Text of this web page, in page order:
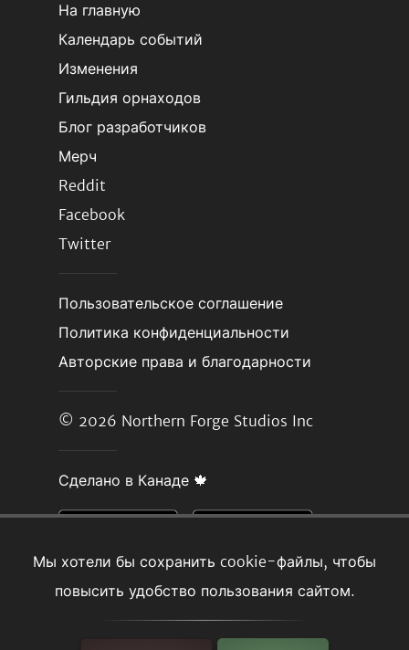
Мы хотели бы сохранить cookie-файлы, чтобы
повысить удобство пользования сайтом.
На главную
Календарь событий
Изменения
Гильдия орнаходов
Блог разработчиков
Мерч
Reddit
Facebook
Twitter
Пользовательское соглашение
Политика конфиденциальности
Авторские права и благодарности
© 2026 Northern Forge Studios Inc
Сделано в Канаде 🍁